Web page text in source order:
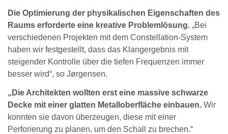
Die Optimierung der physikalischen Eigenschaften des
Raums erforderte eine kreative Problemlösung. „Bei
verschiedenen Projekten mit dem Constellation-System
haben wir festgestellt, dass das Klangergebnis mit
steigender Kontrolle über die tiefen Frequenzen immer
besser wird“, so Jørgensen.
„Die Architekten wollten erst eine massive schwarze
Decke mit einer glatten Metalloberfläche einbauen. Wir
konnten sie davon überzeugen, diese mit einer
Perforierung zu planen, um den Schall zu brechen.“